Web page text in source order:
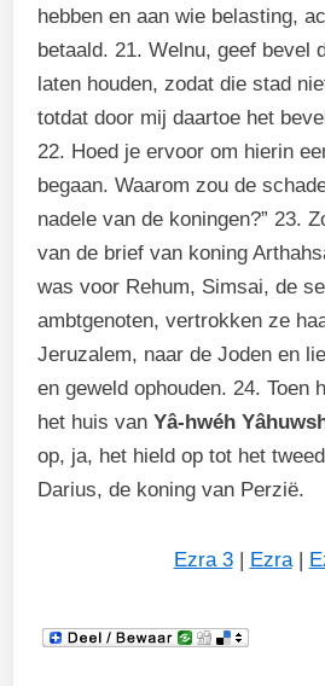
hebben en aan wie belasting,
betaald. 21. Welnu, geef bevel
laten houden, zodat die stad
totdat door mij daartoe het
22. Hoed je ervoor om hierin
begaan. Waarom zou de
nadele van de koningen?” 23.
van de brief van koning
was voor Rehum, Simsai, de
ambtgenoten, vertrokken ze
Jeruzalem, naar de Joden en
en geweld ophouden. 24. Toen
het huis vanYâ-hwéh
op, ja, het hield op tot het
Darius, de koning van Perzië.
Ezra 3| Ezra|